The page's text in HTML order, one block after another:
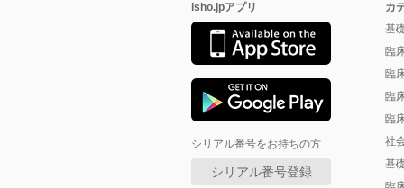
isho.jpアプリ
シリアル番号をお持ちの方
シリアル番号登録
カ
基
臨
臨
臨
臨
社
基